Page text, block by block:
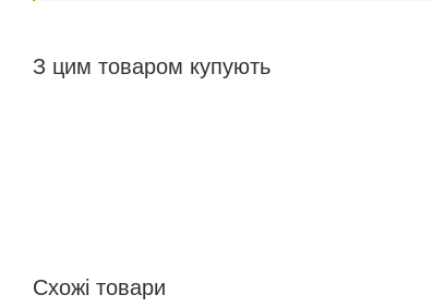
З цим товаром купують
Схожі товари